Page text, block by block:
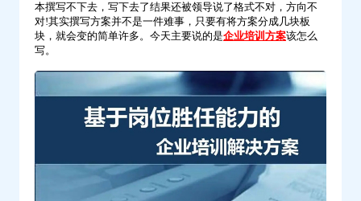
写？-
本撰写不下去，写下去了结果还被领导说了格式不对，方向不
对!其实撰写方案并不是一件难事，只要有将方案分成几块板
块，就会变的简单许多。今天主要说的是企业培训方案该怎么
写。